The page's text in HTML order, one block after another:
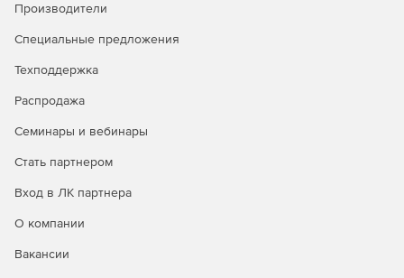
Поддержка распространенных каналов связи.
Прозрачность для любых приложений и сетевых
Работа с высокоприоритетным трафиком.
Резервирование гарантированной полосы
Поддержка VLAN.
Производители
Специальные предложения
Техподдержка
Распродажа
Семинары и вебинары
Стать партнером
Вход в ЛК партнера
О компании
Вакансии